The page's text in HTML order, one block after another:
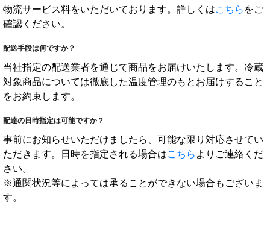
物流サービス料をいただいております。詳しくはこちらをご
確認ください。
配送手段は何ですか？
当社指定の配送業者を通じて商品をお届けいたします。冷蔵
対象商品については徹底した温度管理のもとお届けすること
をお約束します。
配達の日時指定は可能ですか？
事前にお知らせいただけましたら、可能な限り対応させてい
ただきます。日時を指定される場合はこちらよりご連絡くだ
さい。
※通関状況等によっては承ることができない場合もございま
す。